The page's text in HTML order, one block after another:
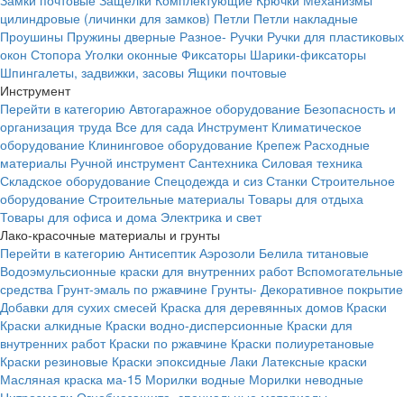
цилиндровые (личинки для замков) Петли Петли накладные
Проушины Пружины дверные Разное- Ручки Ручки для пластиковых
окон Стопора Уголки оконные Фиксаторы Шарики-фиксаторы
Шпингалеты, задвижки, засовы Ящики почтовые
Инструмент
Перейти в категорию Автогаражное оборудование Безопасность и
организация труда Все для сада Инструмент Климатическое
оборудование Клининговое оборудование Крепеж Расходные
материалы Ручной инструмент Сантехника Силовая техника
Складское оборудование Спецодежда и сиз Станки Строительное
оборудование Строительные материалы Товары для отдыха
Товары для офиса и дома Электрика и свет
Лако-красочные материалы и грунты
Перейти в категорию Антисептик Аэрозоли Белила титановые
Водоэмульсионные краски для внутренних работ Вспомогательные
средства Грунт-эмаль по ржавчине Грунты- Декоративное покрытие
Добавки для сухих смесей Краска для деревянных домов Краски
Краски алкидные Краски водно-дисперсионные Краски для
внутренних работ Краски по ржавчине Краски полиуретановые
Краски резиновые Краски эпоксидные Лаки Латексные краски
Масляная краска ма-15 Морилки водные Морилки неводные